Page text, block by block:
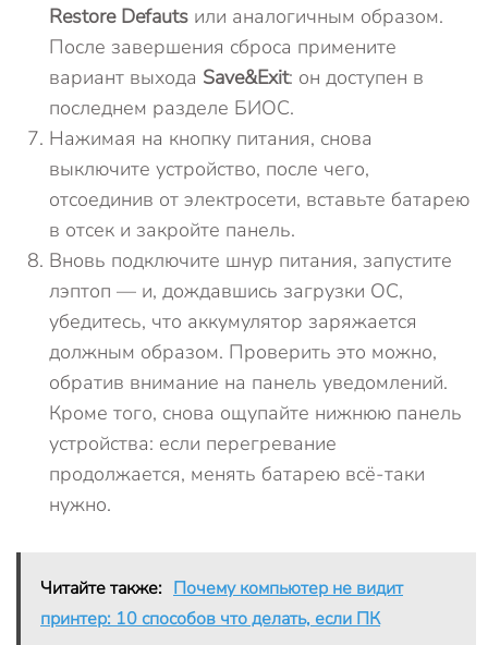
Restore Defauts или аналогичным образом.
После завершения сброса примените
вариант выхода Save&Exit: он доступен в
последнем разделе БИОС.
Нажимая на кнопку питания, снова
выключите устройство, после чего,
отсоединив от электросети, вставьте батарею
в отсек и закройте панель.
Вновь подключите шнур питания, запустите
лэптоп — и, дождавшись загрузки ОС,
убедитесь, что аккумулятор заряжается
должным образом. Проверить это можно,
обратив внимание на панель уведомлений.
Кроме того, снова ощупайте нижнюю панель
устройства: если перегревание
продолжается, менять батарею всё-таки
нужно.
Читайте также: Почему компьютер не видит
принтер: 10 способов что делать, если ПК